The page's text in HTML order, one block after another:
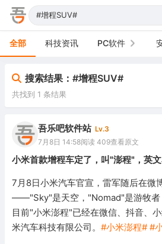
全部 科技资讯 PC软件
办公软件
网络软件
图形图像
游戏娱乐
安全防御
系统下载
手机软件
电视软件
车机软件
搜索结果：#增程SUV#
共找到 1 条结果
吾乐吧软件站 Lv.3
7月8日 14:58阅读 409查看原文
小米首款增程车定了，叫"澎程"，英
7月8日小米汽车官宣，雷军随后在微
——"Sky"是天空，"Nomad"是游牧者
目前"小米澎程"已经在微信、抖音、
米汽车科技有限公司。 #小米澎程# #